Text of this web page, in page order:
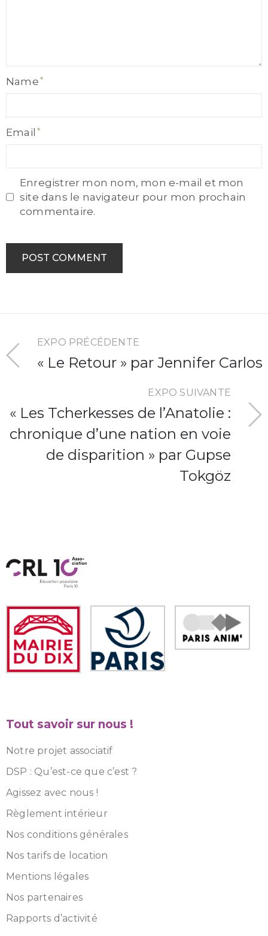
Name
Email
Enregistrer mon nom, mon e-mail et mon
site dans le navigateur pour mon prochain
commentaire.
EXPO PRÉCÉDENTE
« Le Retour » par Jennifer Carlos
EXPO SUIVANTE
« Les Tcherkesses de l’Anatolie :
chronique d’une nation en voie
de disparition » par Gupse
Tokgöz
Tout savoir sur nous !
Notre projet associatif
DSP : Qu’est-ce que c’est ?
Agissez avec nous !
Règlement intérieur
Nos conditions générales
Nos tarifs de location
Mentions légales
Nos partenaires
Rapports d’activité